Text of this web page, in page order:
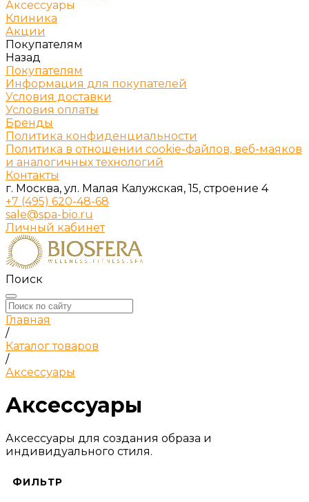
Аксессуары
Клиника
Акции
Покупателям
Назад
Покупателям
Информация для покупателей
Условия доставки
Условия оплаты
Бренды
Политика конфиденциальности
Политика в отношении cookie-файлов, веб-маяков
и аналогичных технологий
Контакты
г. Москва, ул. Малая Калужская, 15, строение 4
+7 (495) 620-48-68
sale@spa-bio.ru
Личный кабинет
Поиск
Главная
/
Каталог товаров
/
Аксессуары
Аксессуары
Аксессуары для создания образа и
индивидуального стиля.
ФИЛЬТР